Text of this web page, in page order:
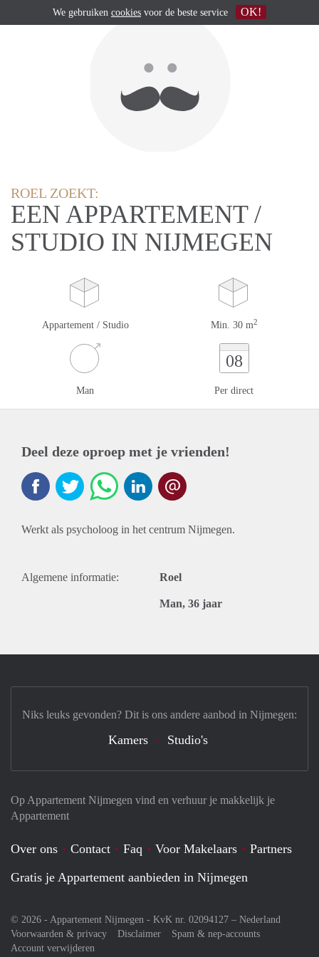
ROEL ZOEKT:
EEN APPARTEMENT /
STUDIO IN NIJMEGEN
Appartement / Studio Min. 30 m2
Man
08
Per direct
Deel deze oproep met je vrienden!
Werkt als psycholoog in het centrum Nijmegen.
Algemene informatie: Roel
Man, 36 jaar
Op Appartement Nijmegen vind en verhuur je makkelijk je
Appartement
Over ons Contact Faq Voor Makelaars
Partners
Gratis je Appartement aanbieden in Nijmegen
© 2026 - Appartement Nijmegen - KvK nr. 02094127 – Nederland
Voorwaarden & privacy
Disclaimer
Spam & nep-accounts
Account verwijderen
Niks leuks gevonden? Dit is ons andere aanbod in Nijmegen:
Kamers Studio's
We gebruiken cookies voor de beste service OK!